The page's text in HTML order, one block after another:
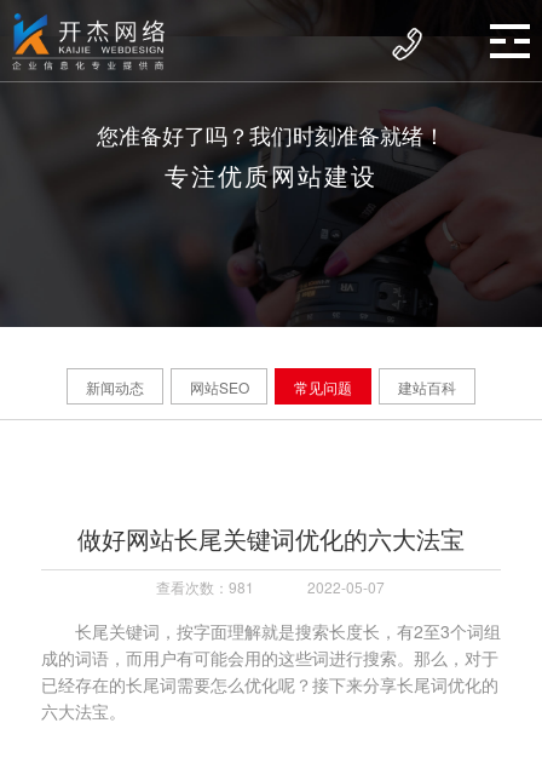
您准备好了吗？我们时刻准备就绪！
专注优质网站建设
新闻动态 网站SEO 常见问题 建站百科
做好网站长尾关键词优化的六大法宝
查看次数：981 2022-05-07
长尾关键词，按字面理解就是搜索长度长，有2至3个词组
成的词语，而用户有可能会用的这些词进行搜索。那么，对于
已经存在的长尾词需要怎么优化呢？接下来分享长尾词优化的
六大法宝。